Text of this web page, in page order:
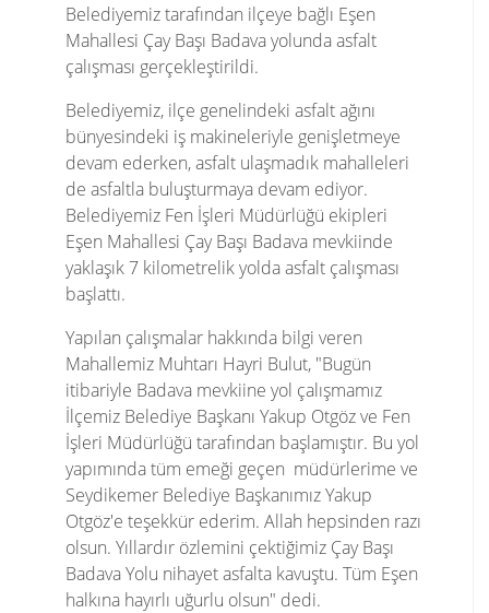
Belediyemiz tarafından ilçeye bağlı Eşen
Mahallesi Çay Başı Badava yolunda asfalt
çalışması gerçekleştirildi.
Belediyemiz, ilçe genelindeki asfalt ağını
bünyesindeki iş makineleriyle genişletmeye
devam ederken, asfalt ulaşmadık mahalleleri
de asfaltla buluşturmaya devam ediyor.
Belediyemiz Fen İşleri Müdürlüğü ekipleri
Eşen Mahallesi Çay Başı Badava mevkiinde
yaklaşık 7 kilometrelik yolda asfalt çalışması
başlattı.
Yapılan çalışmalar hakkında bilgi veren
Mahallemiz Muhtarı Hayri Bulut, "Bugün
itibariyle Badava mevkiine yol çalışmamız
İlçemiz Belediye Başkanı Yakup Otgöz ve Fen
İşleri Müdürlüğü tarafından başlamıştır. Bu yol
yapımında tüm emeği geçen müdürlerime ve
Seydikemer Belediye Başkanımız Yakup
Otgöz'e teşekkür ederim. Allah hepsinden razı
olsun. Yıllardır özlemini çektiğimiz Çay Başı
Badava Yolu nihayet asfalta kavuştu. Tüm Eşen
halkına hayırlı uğurlu olsun" dedi.